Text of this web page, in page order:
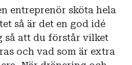
entreprenör sköta hela
så är det en god idé
så att du förstår vilket
och vad som är extra